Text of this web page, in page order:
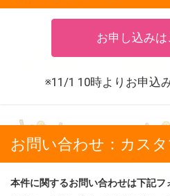
お申し込みは
※11/1 10時よりお申込
お問い合わせ：カス
本件に関するお問い合わせは下記フ